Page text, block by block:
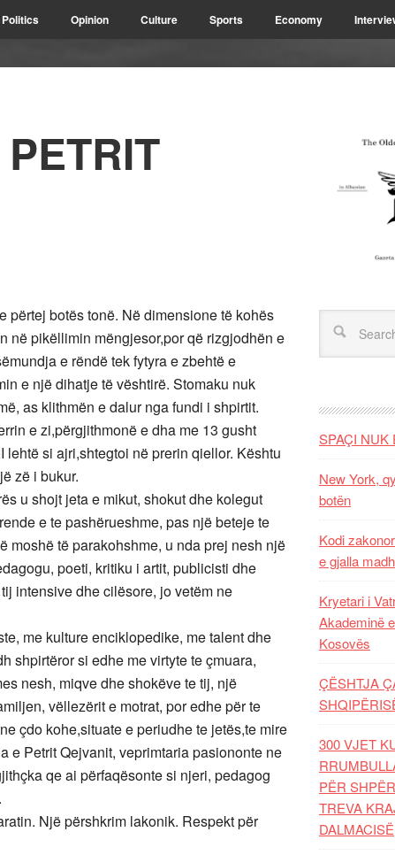
Politics Opinion Culture Sports Economy
përtej botës tonë. Në dimensione të kohës
në pikëllimin mëngjesor,por që rizgjodhën e
e rëndë tek fytyra e zbehtë e
e një dihatje të vështirë. Stomaku nuk
as klithmën e dalur nga fundi i shpirtit.
e zi,përgjithmonë e dha me 13 gusht
si ajri,shtegtoi në prerin qiellor. Kështu
zë i bukur.
u shojt jeta e mikut, shokut dhe kolegut
e te pashërueshme, pas një beteje te
moshë të parakohshme, u nda prej nesh një
poeti, kritiku i artit, publicisti dhe
intensive dhe cilësore, jo vetëm ne
me kulture enciklopedike, me talent dhe
shpirtëror si edhe me virtyte te çmuara,
nesh, miqve dhe shokëve te tij, një
vëllezërit e motrat, por edhe për te
çdo kohe,situate e periudhe te jetës,te mire
e Petrit Qejvanit, veprimtaria pasiononte ne
qe ai përfaqësonte si njeri, pedagog
Një përshkrim lakonik. Respekt për
SPAÇI NUK
New York,
botën
Kodi
e gjalla
Kryetari i
Akademinë
Kosovës
ÇËSHTJA
300 VJET
PËR
TREVA
DALMACISË